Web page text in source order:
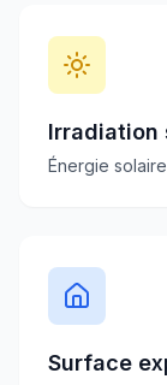
Irradiation
Énergie
Surface